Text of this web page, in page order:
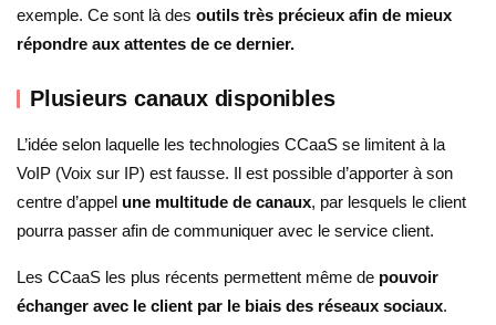
exemple. Ce sont là des outils très précieux afin de mieux
répondre aux attentes de ce dernier.
Plusieurs canaux disponibles
L’idée selon laquelle les technologies CCaaS se limitent à la
VoIP (Voix sur IP) est fausse. Il est possible d’apporter à son
centre d’appel une multitude de canaux, par lesquels le client
pourra passer afin de communiquer avec le service client.
Les CCaaS les plus récents permettent même de pouvoir
échanger avec le client par le biais des réseaux sociaux.